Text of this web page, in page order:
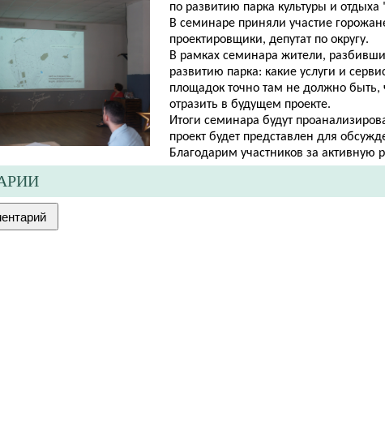
по развитию парка культуры и
В семинаре приняли участие
проектировщики, депутат по округу.
В рамках семинара жители,
развитию парка: какие услуги и
площадок точно там не должно быть,
отразить в будущем проекте.
Итоги семинара будут
проект будет представлен для
Благодарим участников за активную